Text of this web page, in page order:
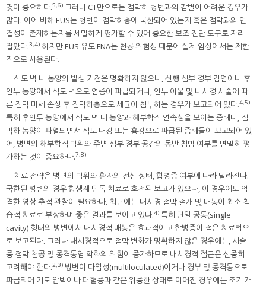
것이 중요하다.5,6) 그러나 CT만으로는 점막하 병변과의 감별이 어려운 경우가
많다. 이에 비해 EUS는 병변이 점막하층에 국한되어 있는지 혹은 점막과의 연
결성이 존재하는지를 세밀하게 평가할 수 있어 중요한 보조 진단 도구로 자리
잡았다.3,4) 하지만 EUS 유도 FNA는 천공 위험성 때문에 실제 임상에서는 제한
적으로 사용된다.
식도 벽 내 농양의 발생 기전은 명확하지 않으나, 선행 심부 경부 감염이나 후
인두 농양에서 식도 벽으로 염증이 파급되거나, 인두 이물 및 내시경 시술에 따
른 점막 미세 손상 후 점막하층으로 세균이 침투하는 경우가 보고되어 있다.4,5)
특히 후인두 농양에서 식도 벽 내 농양과 해부학적 연속성을 보이는 증례나, 점
막하 농양이 파열되면서 식도 내강 또는 흉강으로 파급된 증례들이 보고되어 있
어, 병변의 해부학적 범위와 주변 심부 경부 공간의 동반 침범 여부를 면밀히 평
가하는 것이 중요하다.7,8)
치료 전략은 병변의 범위와 환자의 전신 상태, 합병증 여부에 따라 달라진다.
국한된 병변의 경우 항생제 단독 치료로 호전된 보고가 있으나, 이 경우에도 엄
격한 영상 추적 관찰이 필요하다. 최근에는 내시경 점막 절개 및 배농이 최소 침
습적 치료로 부상하며 좋은 결과를 보이고 있다.4) 특히 단일 공동(single
cavity) 형태의 병변에서 내시경적 배농은 효과적이고 합병증이 적은 치료법으
로 보고된다. 그러나 내시경적으로 점막 변화가 명확하지 않은 경우에는, 시술
중 점막 천공 및 종격동염 악화의 위험이 증가하므로 내시경적 접근은 신중히
고려해야 한다.2,3) 병변이 다엽성(multiloculated)이거나 경부 및 종격동으로
파급되어 기도 압박이나 패혈증과 같은 위중한 상태로 이어진 경우에는 조기 개